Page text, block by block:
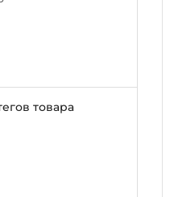
товара